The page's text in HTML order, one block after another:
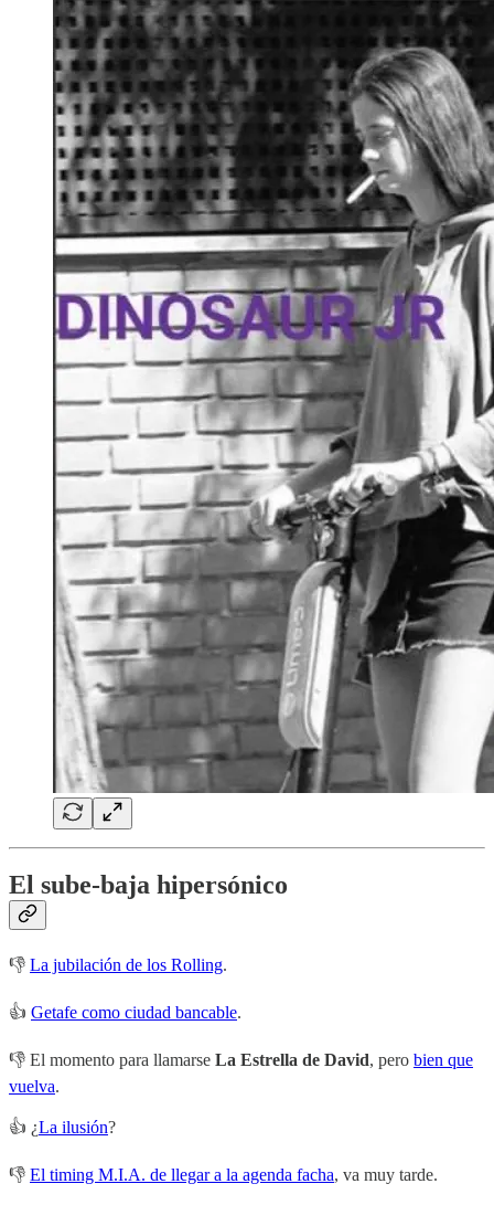
El sube-baja hipersónico
👎 La jubilación de los Rolling.
👍 Getafe como ciudad bancable.
👎 El momento para llamarse La Estrella de David, pero bien que
vuelva.
👍 ¿La ilusión?
👎 El timing M.I.A. de llegar a la agenda facha, va muy tarde.